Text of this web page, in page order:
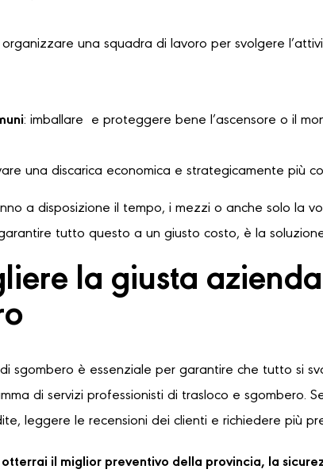
organizzare una squadra di lavoro per svolgere
: imballare e proteggere bene l’ascensore o il
una discarica economica e strategicamente più
a disposizione il tempo, i mezzi o anche solo la
tutto questo a un giusto costo, è la
la giusta
sgombero è essenziale per garantire che tutto si
di servizi professionisti di trasloco e
leggere le recensioni dei clienti e richiedere più
il miglior preventivo della provincia, la